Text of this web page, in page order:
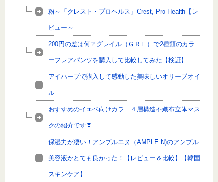
粉～「クレスト・プロヘルス」Crest, Pro Health【レ
ビュー～
200円の差は何？グレイル（ＧＲＬ）で2種類のカラ
ーフレアパンツを購入して比較してみた【検証】
アイハーブで購入して感動した美味しいオリーブオイ
ル
おすすめのイエベ向けカラー４層構造不織布立体マス
クの紹介です❣
保湿力が凄い！アンプルエヌ（AMPLE:N)のアンプル
美容液がとても良かった！【レビュー＆比較】【韓国
スキンケア】